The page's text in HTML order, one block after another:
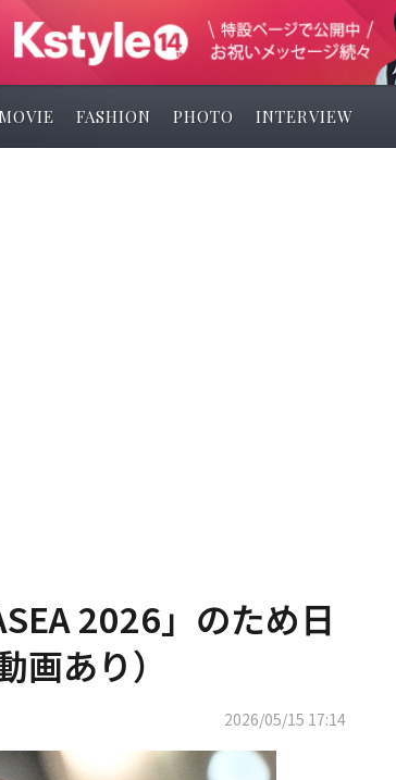
FASHION PHOTO INTERVIEW
2026」のため日
あり）
2026/05/15 17:14